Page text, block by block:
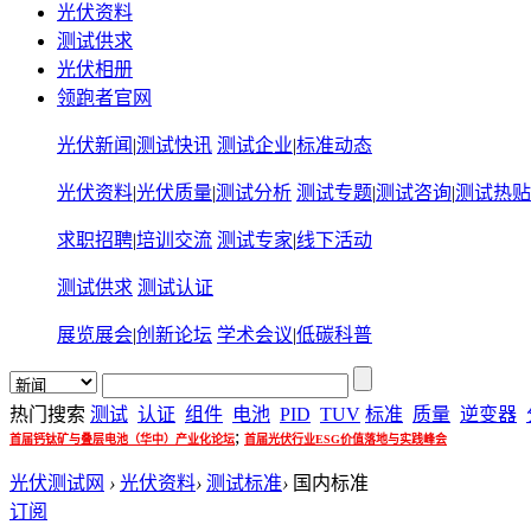
光伏资料
测试供求
光伏相册
领跑者官网
光伏新闻 |测试快讯 测试企业|标准动态
光伏资料|光伏质量|测试分析 测试专题|测试咨询|测试热贴
求职招聘|培训交流 测试专家|线下活动
测试供求 测试认证
展览展会|创新论坛 学术会议|低碳科普
热门搜索 测试 认证 组件 电池 PID TUV 标准 质量 逆变器
首届钙钛矿与叠层电池（华中）产业化论坛; 首届光伏行业ESG价值落地与实践峰会
光伏测试网 › 光伏资料› 测试标准› 国内标准
订阅